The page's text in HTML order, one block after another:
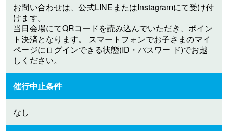
お問い合わせは、公式LINEまたはInstagramにて受け付
けます。
当日会場にてQRコードを読み込んでいただき、ポイン
ト決済となります。 スマートフォンでお子さまのマイ
ページにログインできる状態(ID・パスワー ド)でお越
しください。
催行中止条件
なし